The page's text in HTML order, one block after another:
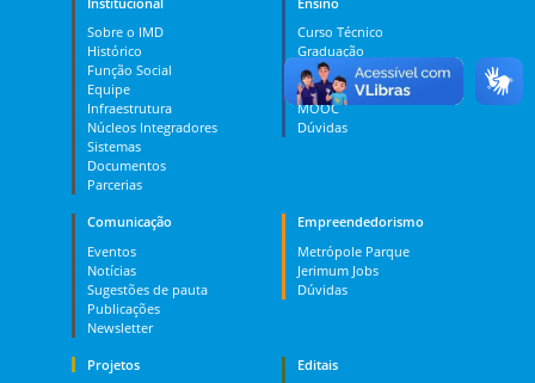
Sobre o IMD
Histórico
Função Social
Equipe
Infraestrutura
Núcleos Integradores
Sistemas
Documentos
Parcerias
Curso Técnico
Graduação
Pós-graduação
PES
MOOC
Dúvidas
Comunicação
Eventos
Notícias
Sugestões de pauta
Publicações
Newsletter
Empreendedorismo
Metrópole Parque
Jerimum Jobs
Dúvidas
Projetos
Editais